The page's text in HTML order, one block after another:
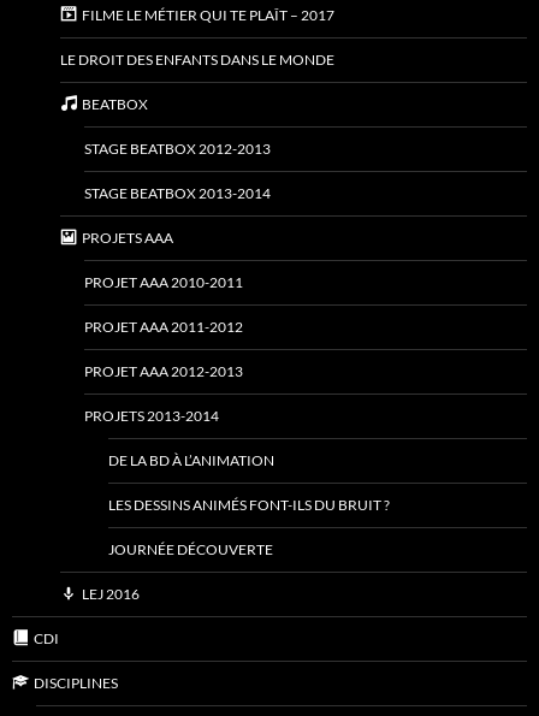
FILME LE MÉTIER QUI TE PLAÎT – 2017
LE DROIT DES ENFANTS DANS LE MONDE
BEATBOX
STAGE BEATBOX 2012-2013
STAGE BEATBOX 2013-2014
PROJETS AAA
PROJET AAA 2010-2011
PROJET AAA 2011-2012
PROJET AAA 2012-2013
PROJETS 2013-2014
DE LA BD À L’ANIMATION
LES DESSINS ANIMÉS FONT-ILS DU BRUIT ?
JOURNÉE DÉCOUVERTE
LEJ 2016
CDI
DISCIPLINES